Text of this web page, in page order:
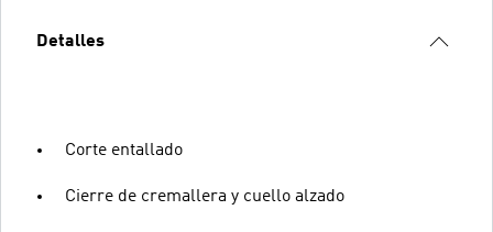
Detalles
Corte entallado
Cierre de cremallera y cuello alzado